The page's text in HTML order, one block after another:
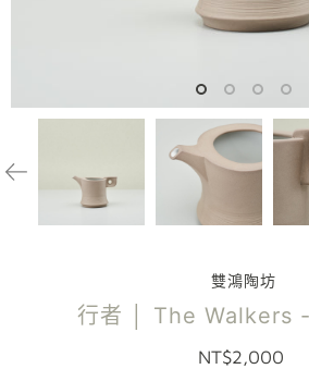
雙鴻陶坊
行者 │ The Walkers
NT$2,000